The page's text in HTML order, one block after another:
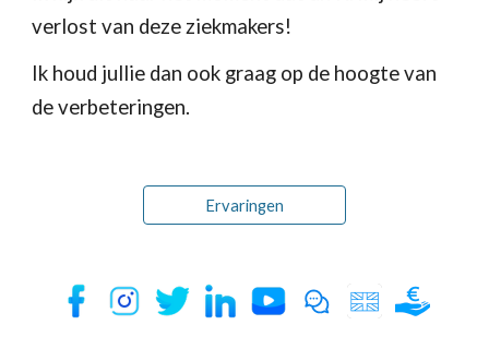
verlost van deze ziekmakers!
Ik houd jullie dan ook graag op de hoogte van
de verbeteringen.
Ervaringen